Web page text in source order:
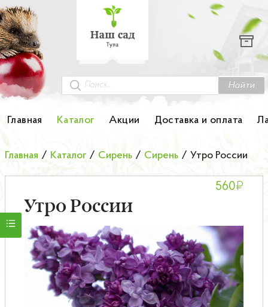
Найти
Главная Каталог Акции Доставка и оплата
Каталог
Гортензии
Грунты
Лук-севок
Малина
Мини-деревья
НОВИНКА Английские и Японские розы
Главная / Каталог / Сирень / Сирень / Утро России
Утро России
560₽